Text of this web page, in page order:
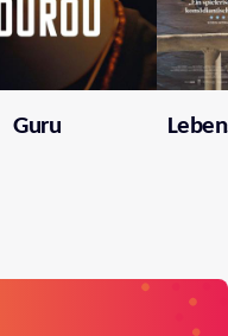
Guru